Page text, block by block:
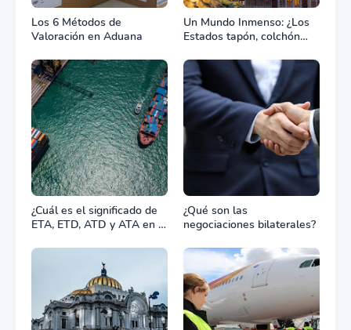
Los 6 Métodos de
Valoración en Aduana
Un Mundo Inmenso: ¿Los
Estados tapón, colchón
combate?
¿Cuál es el significado de
ETA, ETD, ATD y ATA en el
¿Qué son las
negociaciones bilaterales?